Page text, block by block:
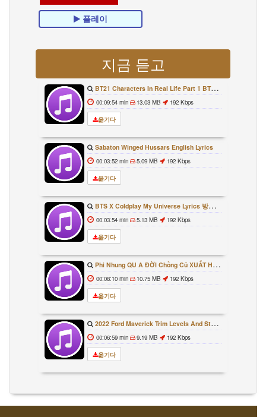
플레이
지금 듣고
BT21 Characters In Real Life Part 1 BTS AND BT21 방탄소년단 BT21 BT21아가들은 아빠조아 따라쟁이들 BTS Vs BT21
00:09:54 min 13.03 MB 192 Kbps
옮기다
Sabaton Winged Hussars English Lyrics
00:03:52 min 5.09 MB 192 Kbps
옮기다
BTS X Coldplay My Universe Lyrics 방탄소년단 콜드플레이 My Universe 가사 Color Coded Lyrics Han Rom Eng
00:03:54 min 5.13 MB 192 Kbps
옮기다
Phi Nhung QU A ĐỜI Chồng Cũ XUẤT HIỆN Khóc Hối Hận Vì Làm Điều KHỦNG KHIẾP Với Cô
00:08:10 min 10.75 MB 192 Kbps
옮기다
2022 Ford Maverick Trim Levels And Standard Features Explained
00:06:59 min 9.19 MB 192 Kbps
옮기다